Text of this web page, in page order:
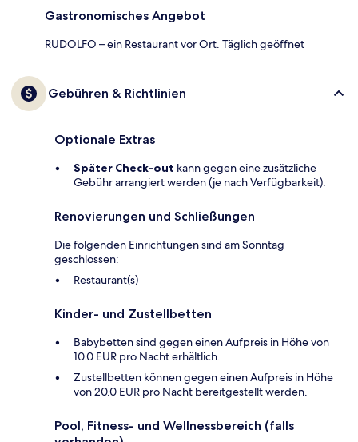
Gastronomisches Angebot
RUDOLFO – ein Restaurant vor Ort. Täglich geöffnet
Gebühren & Richtlinien
Optionale Extras
Später Check-out kann gegen eine zusätzliche
Gebühr arrangiert werden (je nach Verfügbarkeit).
Renovierungen und Schließungen
Die folgenden Einrichtungen sind am Sonntag
geschlossen:
Restaurant(s)
Kinder- und Zustellbetten
Babybetten sind gegen einen Aufpreis in Höhe von
10.0 EUR pro Nacht erhältlich.
Zustellbetten können gegen einen Aufpreis in Höhe
von 20.0 EUR pro Nacht bereitgestellt werden.
Pool, Fitness- und Wellnessbereich (falls